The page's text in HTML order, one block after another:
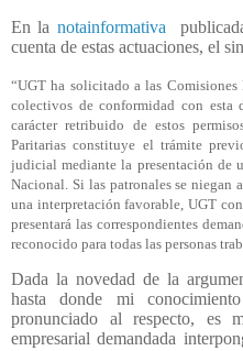
En la notainformativa
cuenta de estas actuaciones, el
“UGT ha solicitado a las
colectivos de conformidad con esta
carácter retribuido de estos
Paritarias constituye el trámite
judicial mediante la presentación de
Nacional. Si las patronales se niegan
una interpretación favorable, UGT
presentará las correspondientes
reconocido para todas las personas
Dada la novedad de la
hasta donde mi
pronunciado al respecto, es
empresarial demandada